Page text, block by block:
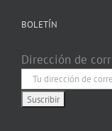
BOLETÍN
Dirección de